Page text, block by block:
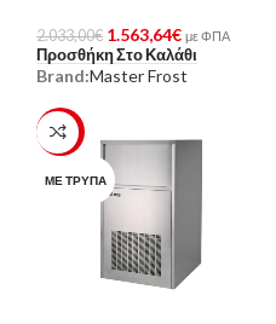
2.033,00€ 1.563,64€ με ΦΠΑ
Προσθήκη Στο Καλάθι
Brand:Master Frost
-23%
ΜΕ ΤΡΎΠΑ